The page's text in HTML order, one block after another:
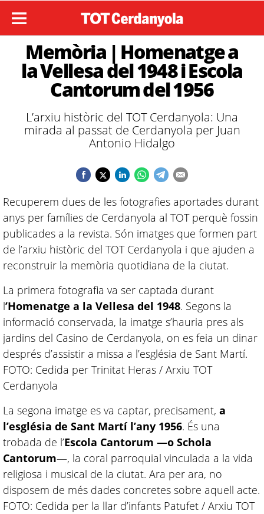
Memòria | Homenatge a
la Vellesa del 1948 i Escola
Cantorum del 1956
L’arxiu històric del TOT Cerdanyola: Una
mirada al passat de Cerdanyola per Juan
Antonio Hidalgo
Recuperem dues de les fotografies aportades durant
anys per famílies de Cerdanyola al TOT perquè fossin
publicades a la revista. Són imatges que formen part
de l’arxiu històric del TOT Cerdanyola i que ajuden a
reconstruir la memòria quotidiana de la ciutat.
La primera fotografia va ser captada durant
l’Homenatge a la Vellesa del 1948. Segons la
informació conservada, la imatge s’hauria pres als
jardins del Casino de Cerdanyola, on es feia un dinar
després d’assistir a missa a l’església de Sant Martí.
FOTO: Cedida per Trinitat Heras / Arxiu TOT
Cerdanyola
La segona imatge es va captar, precisament, a
l’església de Sant Martí l’any 1956. És una
trobada de l’Escola Cantorum —o Schola
Cantorum—, la coral parroquial vinculada a la vida
religiosa i musical de la ciutat. Ara per ara, no
disposem de més dades concretes sobre aquell acte.
FOTO: Cedida per la llar d’infants Patufet / Arxiu TOT